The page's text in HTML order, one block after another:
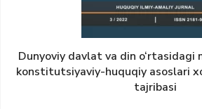
Dunyoviy dаvlаt vа din o‘rtаsidаgi
konstitutsiyaviy-huquqiy аsoslаri
tаjribаsi